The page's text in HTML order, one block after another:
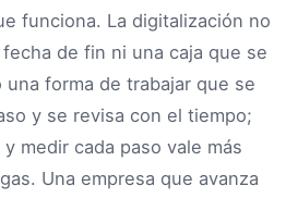
funciona. La digitalización no
de fin ni una caja que se
una forma de trabajar que se
y se revisa con el tiempo;
medir cada paso vale más
Una empresa que avanza